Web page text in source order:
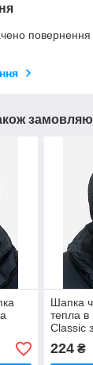
повернення
Шапка
тепла в
Classic
gray
224₴